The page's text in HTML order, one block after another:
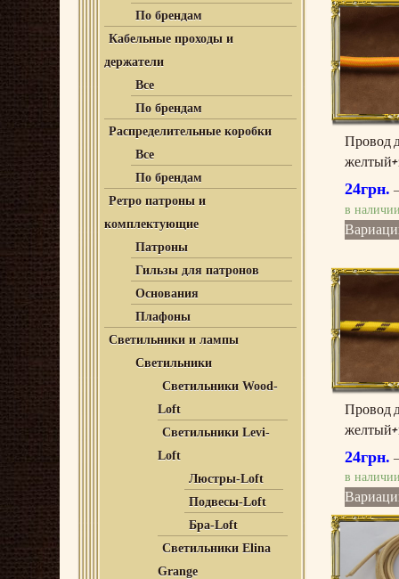
По брендам
Кабельные проходы и
держатели
Все
По брендам
Распределительные коробки
Все
По брендам
Ретро патроны и
комплектующие
Патроны
Гильзы для патронов
Основания
Плафоны
Светильники и лампы
Светильники
Светильники Wood-
Loft
Светильники Levi-
Loft
Люстры-Loft
Подвесы-Loft
Бра-Loft
Светильники Elina
Grange
Провод
24грн. –
в наличии
Провод
24грн. –
в наличии